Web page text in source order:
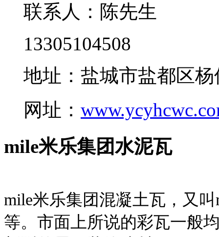
联系人：陈先生
13305104508
地址：盐城市盐都区
网址：
mile米乐集团水泥瓦
mile米乐集团混凝土瓦，又
等。市面上所说的彩瓦一般